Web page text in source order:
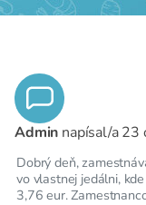
Admin napísal/a23
Dobrý deň,
vo vlastnej jedálni,
3,76 eur.